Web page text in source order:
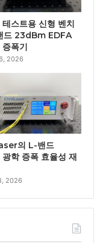
테스트용 신형 벤치
드 23dBm EDFA
증폭기
2026
의 L-밴드
광학 증폭 효율성 재
2026